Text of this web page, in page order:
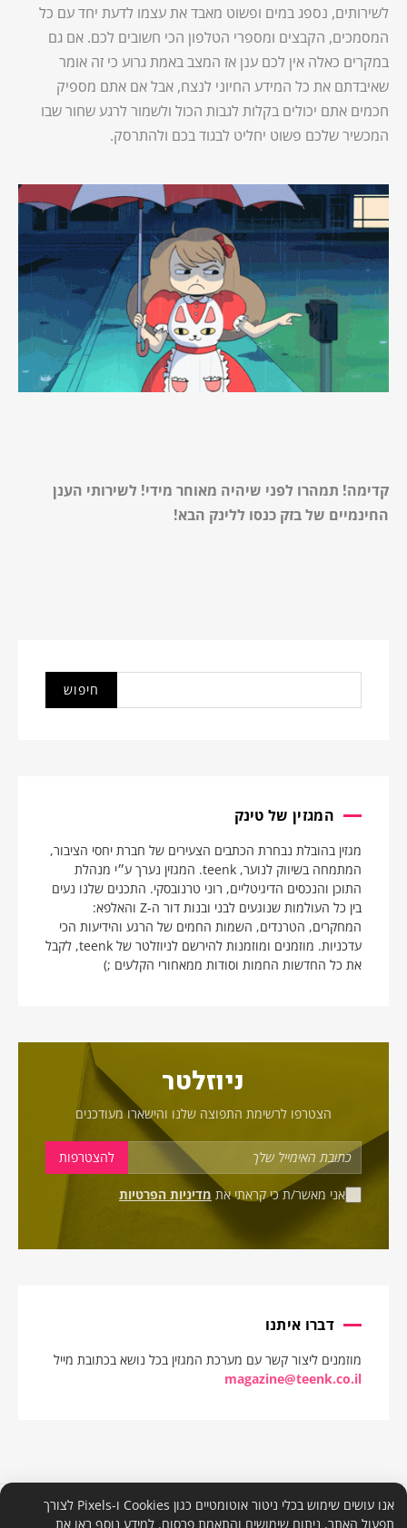
לשירותים, נספג במים ופשוט מאבד את עצמו לדעת יחד עם כל
המסמכים, הקבצים ומספרי הטלפון הכי חשובים לכם. אם גם
במקרים כאלה אין לכם ענן אז המצב באמת גרוע כי זה אומר
שאיבדתם את כל המידע החיוני לנצח, אבל אם אתם מספיק
חכמים אתם יכולים בקלות לגבות הכול ולשמור לרגע שחור שבו
המכשיר שלכם פשוט יחליט לבגוד בכם ולהתרסק.
קדימה! תמהרו לפני שיהיה מאוחר מידי! לשירותי הענן
החינמיים של בזק כנסו ללינק הבא!
המגזין של טינק
מגזין בהובלת נבחרת הכתבים הצעירים של חברת יחסי הציבור,
המתמחה בשיווק לנוער, teenk. המגזין נערך ע״י מנהלת
התוכן והנכסים הדיגיטליים, רוני טרנובסקי. התכנים שלנו נעים
בין כל העולמות שנוגעים לבני ובנות דור ה-Z והאלפא:
המחקרים, הטרנדים, השמות החמים של הרגע והידיעות הכי
עדכניות. מוזמנים ומוזמנות להירשם לניוזלטר של teenk, לקבל
את כל החדשות החמות וסודות ממאחורי הקלעים ;)
ניוזלטר
הצטרפו לרשימת התפוצה שלנו והישארו מעודכנים
אני מאשר/ת כי קראתי את מדיניות הפרטיות
דברו איתנו
מוזמנים ליצור קשר עם מערכת המגזין בכל נושא בכתובת מייל
magazine@teenk.co.il
אנו עושים שימוש בכלי ניטור אוטומטיים כגון Cookies ו-Pixels לצורך
תפעול האתר, ניתוח שימושים והתאמת פרסום. למידע נוסף ראו את